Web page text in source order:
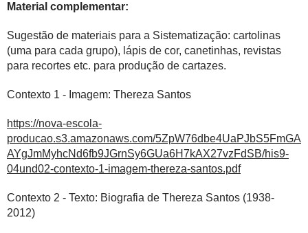
Material complementar:
Sugestão de materiais para a Sistematização: cartolinas
(uma para cada grupo), lápis de cor, canetinhas, revistas
para recortes etc. para produção de cartazes.
Contexto 1 - Imagem: Thereza Santos
https://nova-escola-
producao.s3.amazonaws.com/5ZpW76dbe4UaPJbS5FmGA
AYgJmMyhcNd6fb9JGrnSy6GUa6H7kAX27vzFdSB/his9-
04und02-contexto-1-imagem-thereza-santos.pdf
Contexto 2 - Texto: Biografia de Thereza Santos (1938-
2012)